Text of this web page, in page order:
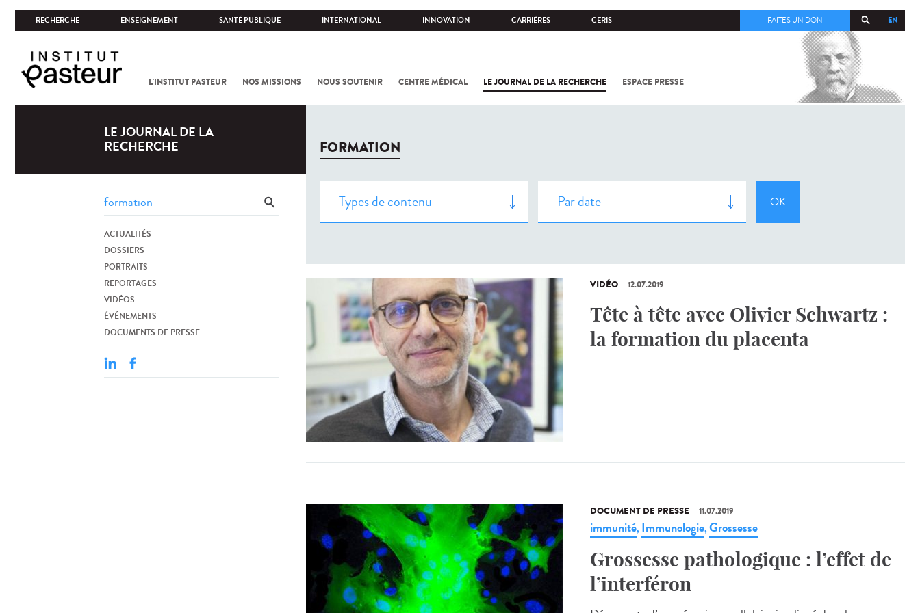
RECHERCHE ENSEIGNEMENT SANTÉ PUBLIQUE INTERNATIONAL INNOVATION CARRIÈRES CERIS EN
FAITES UN DON
L'INSTITUT PASTEUR NOS MISSIONS NOUS SOUTENIR CENTRE MÉDICAL LE JOURNAL DE LA RECHERCHE ESPACE PRESSE
COV-2 /
LE JOURNAL DE LA
RECHERCHE
ACTUALITÉS
DOSSIERS
PORTRAITS
REPORTAGES
VIDÉOS
ÉVÉNEMENTS
DOCUMENTS DE PRESSE
FORMATION
VIDÉO 12.07.2019
Tête à tête avec Olivier Schwartz :
la formation du placenta
DOCUMENT DE PRESSE 11.07.2019
immunité, Immunologie,Grossesse
Grossesse pathologique : l’effet de
l’interféron